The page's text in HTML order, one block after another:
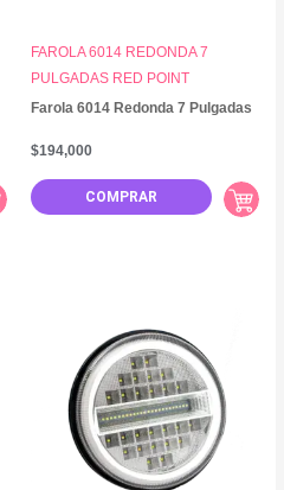
Farola 6014 Redonda 7 Pulgadas
FAROLA 6014 REDONDA 7
PULGADAS RED POINT
COMPRAR
$194,000